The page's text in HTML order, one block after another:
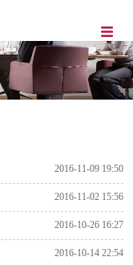
2016-11-09 19:50
2016-11-02 15:56
2016-10-26 16:27
2016-10-14 22:54